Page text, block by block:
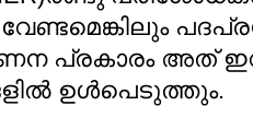
പ്രകാരം അത്
ഉള്‍പെടുത്തും.